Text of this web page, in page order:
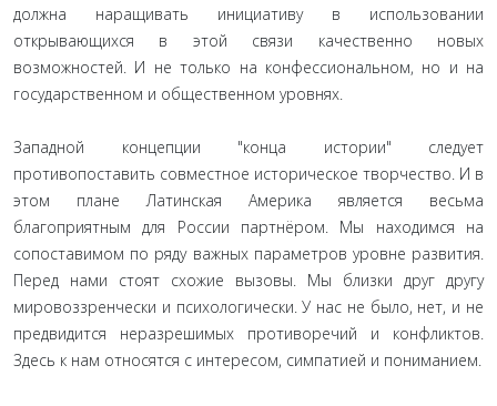
должна наращивать инициативу в использовании
открывающихся в этой связи качественно новых
возможностей. И не только на конфессиональном, но и на
государственном и общественном уровнях.
Западной концепции "конца истории" следует
противопоставить совместное историческое творчество. И в
этом плане Латинская Америка является весьма
благоприятным для России партнёром. Мы находимся на
сопоставимом по ряду важных параметров уровне развития.
Перед нами стоят схожие вызовы. Мы близки друг другу
мировоззренчески и психологически. У нас не было, нет, и не
предвидится неразрешимых противоречий и конфликтов.
Здесь к нам относятся с интересом, симпатией и пониманием.